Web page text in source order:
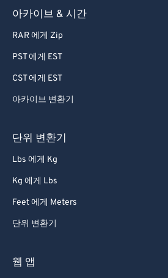
아카이브 & 시간
RAR 에게 Zip
PST 에게 EST
CST 에게 EST
아카이브 변환기
단위 변환기
Lbs 에게 Kg
Kg 에게 Lbs
Feet 에게 Meters
단위 변환기
웹 앱